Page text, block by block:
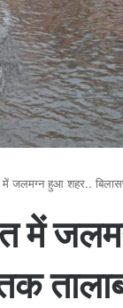
जलमग्न हुआ शहर..
में